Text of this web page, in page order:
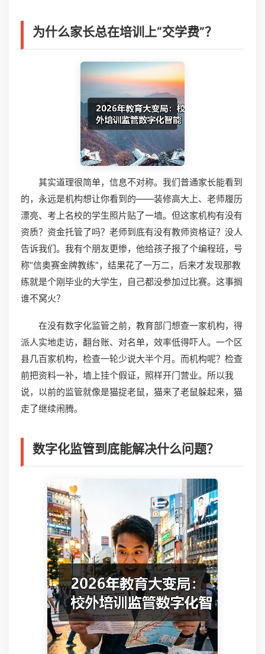
为什么家长总在培训上“交学费”？
其实道理很简单，信息不对称。我们普通家长能看到
的，永远是机构想让你看到的——装修高大上、老师履历
漂亮、考上名校的学生照片贴了一墙。但这家机构有没有
资质？资金托管了吗？老师到底有没有教师资格证？没人
告诉我们。我有个朋友更惨，他给孩子报了个编程班，号
称“信奥赛金牌教练”，结果花了一万二，后来才发现那教
练就是个刚毕业的大学生，自己都没参加过比赛。这事搁
谁不窝火？
在没有数字化监管之前，教育部门想查一家机构，得
派人实地走访，翻台账、对名单，效率低得吓人。一个区
县几百家机构，检查一轮少说大半个月。而机构呢？检查
前把资料一补，墙上挂个假证，照样开门营业。所以我
说，以前的监管就像是猫捉老鼠，猫来了老鼠躲起来，猫
走了继续闹腾。
数字化监管到底能解决什么问题？